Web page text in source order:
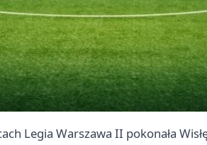
Legia Warszawa II pokonała